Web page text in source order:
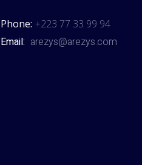
Phone: +223 77 33 99 94
Email: arezys@arezys.com